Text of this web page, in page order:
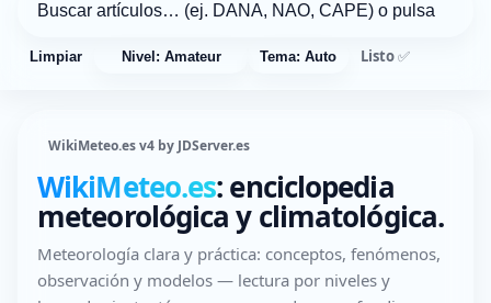
Limpiar Nivel: Amateur Tema: Auto Listo ✅
WikiMeteo.es v4 by JDServer.es
WikiMeteo.es: enciclopedia
meteorológica y climatológica.
Meteorología clara y práctica: conceptos, fenómenos,
observación y modelos — lectura por niveles y